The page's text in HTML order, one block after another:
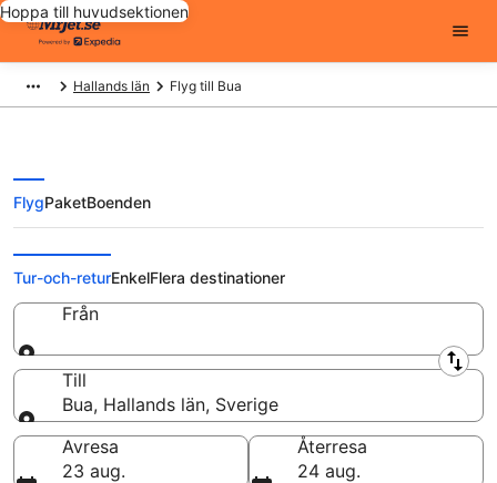
Hoppa till huvudsektionen
Hallands län Flyg till Bua
Billiga flygbiljetter till Bua
FlygPaketBoenden
Tur-och-returEnkelFlera destinationer
Från
Från
Till
Bua, Hallands län, Sverige
Till
Avresa
23 aug.
Återresa
24 aug.